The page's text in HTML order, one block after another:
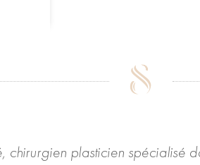
chirurgien plasticien